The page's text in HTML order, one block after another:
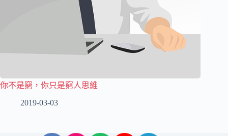
你不是窮，你只是窮人思維
2019-03-03